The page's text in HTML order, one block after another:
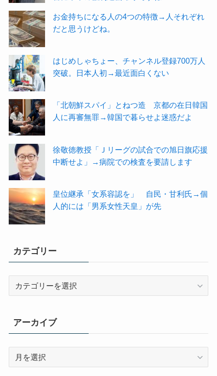
お金持ちになる人の4つの特徴→人それぞれ
だと思うけどね。
はじめしゃちょー、チャンネル登録700万人
突破。日本人初→最近面白くない
「北朝鮮スパイ」とねつ造 京都の在日韓国
人に再審無罪→韓国で暮らせよ迷惑だよ
徐敬徳教授「Ｊリーグの試合での旭日旗応援
中断せよ」→病院での検査を要請します
皇位継承「女系容認を」 自民・甘利氏→個
人的には「男系女性天皇」が先
カテゴリー
リ
ー
アーカイブ